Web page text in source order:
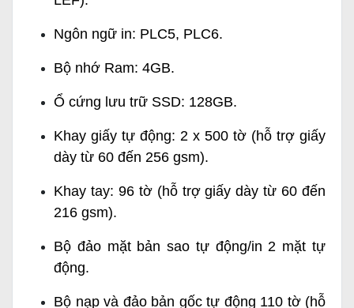
Ngôn ngữ in: PLC5, PLC6.
Bộ nhớ Ram: 4GB.
Ổ cứng lưu trữ SSD: 128GB.
Khay giấy tự động: 2 x 500 tờ (hỗ trợ giấy
dày từ 60 đến 256 gsm).
Khay tay: 96 tờ (hỗ trợ giấy dày từ 60 đến
216 gsm).
Bộ đảo mặt bản sao tự động/in 2 mặt tự
động.
Bộ nạp và đảo bản gốc tự động 110 tờ (hỗ